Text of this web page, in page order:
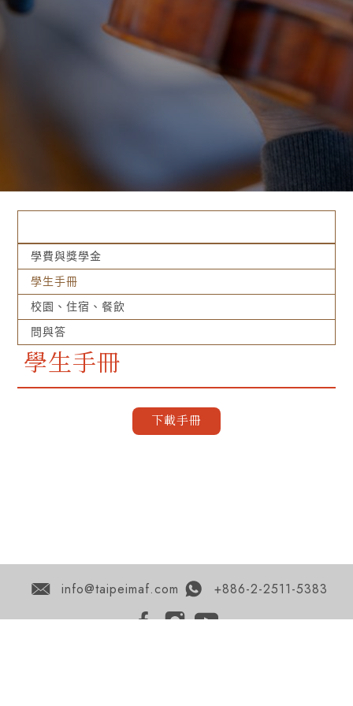
學費與獎學金
學生手冊
校園、住宿、餐飲
問與答
學生手冊
下載手冊
info@taipeimaf.com +886-2-2511-5383